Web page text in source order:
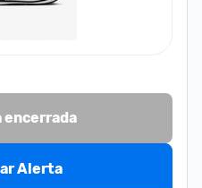
encerrada
Alerta